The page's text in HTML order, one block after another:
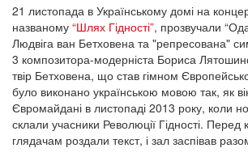
21 листопада в Українському домі на
названому “Шлях Гідності”, прозвучали
Людвіга ван Бетховена та "репресована"
3 композитора-модерніста Бориса
твір Бетховена, що став гімном
було виконано українською мовою так, як
Євромайдані в листопаді 2013 року, коли
склали учасники Революції Гідності. Перед
глядачам роздали текст, і зал заспівав